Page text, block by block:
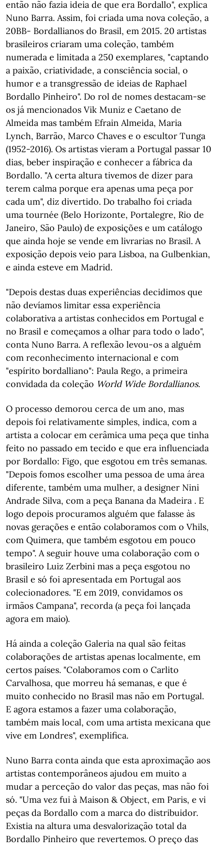
então não fazia ideia de que era Bordallo", explica
Nuno Barra. Assim, foi criada uma nova coleção, a
20BB- Bordallianos do Brasil, em 2015. 20 artistas
brasileiros criaram uma coleção, também
numerada e limitada a 250 exemplares, "captando
a paixão, criatividade, a consciência social, o
humor e a transgressão de ideias de Raphael
Bordallo Pinheiro". Do rol de nomes destacam-se
os já mencionados Vik Muniz e Caetano de
Almeida mas também Efrain Almeida, Maria
Lynch, Barrão, Marco Chaves e o escultor Tunga
(1952-2016). Os artistas vieram a Portugal passar 10
dias, beber inspiração e conhecer a fábrica da
Bordallo. "A certa altura tivemos de dizer para
terem calma porque era apenas uma peça por
cada um", diz divertido. Do trabalho foi criada
uma tournée (Belo Horizonte, Portalegre, Rio de
Janeiro, São Paulo) de exposições e um catálogo
que ainda hoje se vende em livrarias no Brasil. A
exposição depois veio para Lisboa, na Gulbenkian,
e ainda esteve em Madrid.
"Depois destas duas experiências decidimos que
não devíamos limitar essa experiência
colaborativa a artistas conhecidos em Portugal e
no Brasil e começamos a olhar para todo o lado",
conta Nuno Barra. A reflexão levou-os a alguém
com reconhecimento internacional e com
"espírito bordalliano": Paula Rego, a primeira
convidada da coleção World Wide Bordallianos.
O processo demorou cerca de um ano, mas
depois foi relativamente simples, indica, com a
artista a colocar em cerâmica uma peça que tinha
feito no passado em tecido e que era influenciada
por Bordallo: Figo, que esgotou em três semanas.
"Depois fomos escolher uma pessoa de uma área
diferente, também uma mulher, a designer Nini
Andrade Silva, com a peça Banana da Madeira . E
logo depois procuramos alguém que falasse às
novas gerações e então colaboramos com o Vhils,
com Quimera, que também esgotou em pouco
tempo". A seguir houve uma colaboração com o
brasileiro Luiz Zerbini mas a peça esgotou no
Brasil e só foi apresentada em Portugal aos
colecionadores. "E em 2019, convidamos os
irmãos Campana", recorda (a peça foi lançada
agora em maio).
Há ainda a coleção Galeria na qual são feitas
colaborações de artistas apenas localmente, em
certos países. "Colaboramos com o Carlito
Carvalhosa, que morreu há semanas, e que é
muito conhecido no Brasil mas não em Portugal.
E agora estamos a fazer uma colaboração,
também mais local, com uma artista mexicana que
vive em Londres", exemplifica.
Nuno Barra conta ainda que esta aproximação aos
artistas contemporâneos ajudou em muito a
mudar a perceção do valor das peças, mas não foi
só. "Uma vez fui à Maison & Object, em Paris, e vi
peças da Bordallo com a marca do distribuidor.
Existia na altura uma desvalorização total da
Bordallo Pinheiro que revertemos. O preço das